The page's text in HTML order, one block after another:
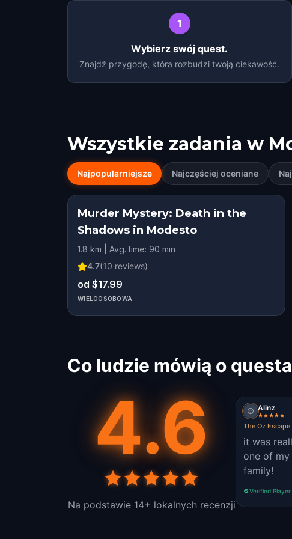
1
Wybierz swój quest.
Znajdź przygodę, która rozbudzi twoją ciekawość.
Wszystkie zadania w
Najpopularniejsze Najczęściej oceniane
Murder Mystery: Death in the
Shadows in Modesto
1.8 km | Avg. time: 90 min
4.7(10 reviews)
od $17.99
WIELOOSOBOWA
Co ludzie mówią o
4.6
Na podstawie 14+ lokalnych recenzji
Alinz
The Oz
it was
one of
family!
Verified Player